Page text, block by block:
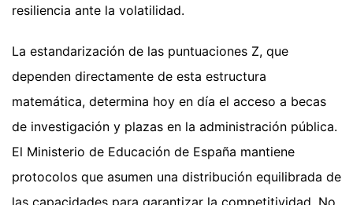
resiliencia ante la volatilidad.
La estandarización de las puntuaciones Z, que
dependen directamente de esta estructura
matemática, determina hoy en día el acceso a becas
de investigación y plazas en la administración pública.
El Ministerio de Educación de España mantiene
protocolos que asumen una distribución equilibrada de